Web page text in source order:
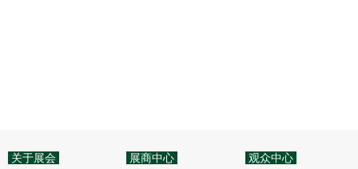
关于展会 展商中心 观众中心